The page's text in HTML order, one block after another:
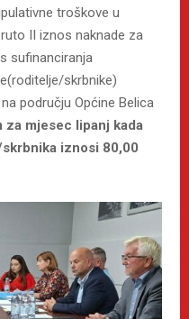
troškove u
II iznos naknade za
sufinanciranja
skrbnike)
području Općine Belica
za mjesec lipanj kada
iznosi 80,00